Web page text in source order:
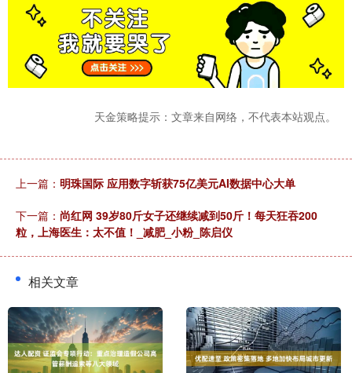
天金策略提示：文章来自网络，不代表本站观点。
上一篇： 明珠国际 应用数字斩获75亿美元AI数据中心大单
下一篇： 尚红网 39岁80斤女子还继续减到50斤！每天狂吞200
粒，上海医生：太不值！_减肥_小粉_陈启仪
相关文章